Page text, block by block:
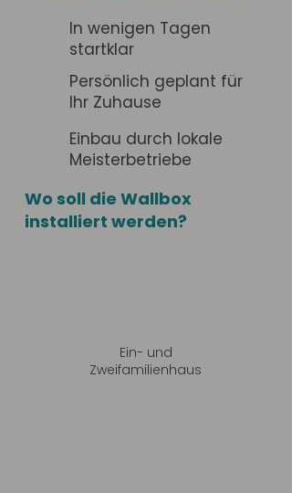
In wenigen Tagen
startklar
Persönlich geplant für
Ihr Zuhause
Einbau durch lokale
Meisterbetriebe
Wo soll die Wallbox
installiert werden?
Ein- und
Zweifamilienhaus